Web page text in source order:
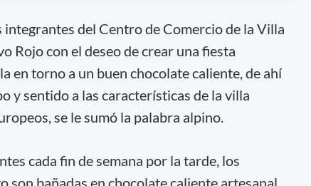
del Centro de Comercio de la Villa
Rojo con el deseo de crear una fiesta
en torno a un buen chocolate caliente, de ahí
y sentido a las características de la villa
se le sumó la palabra alpino.
cada fin de semana por la tarde, los